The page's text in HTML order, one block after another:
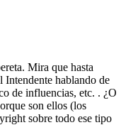
Mira que hasta
hablando de
de influencias, etc. . ¿O
son ellos (los
sobre todo ese tipo